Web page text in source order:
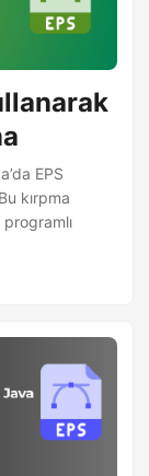
EPS
kırpma
programlı